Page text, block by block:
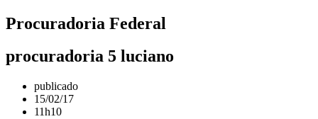
Procuradoria Federal
procuradoria 5 luciano
publicado
15/02/17
11h10